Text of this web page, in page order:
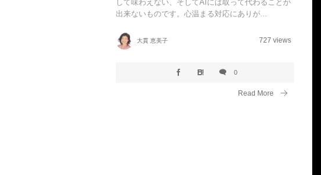
して味わえない、そしてAIには取って代わることが
出来ないものです。心温まる対応にありが...
大貫 恵美子 727 views
0
Read More